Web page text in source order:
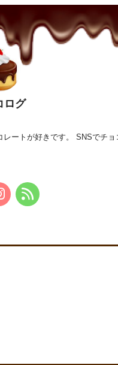
ログ
ートが好きです。 SNSでチ